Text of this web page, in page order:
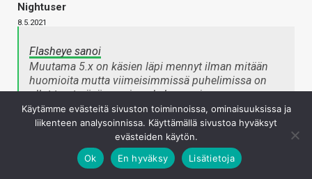
Nightuser
8.5.2021
Flasheye sanoi
Muutama 5.x on käsien läpi mennyt ilman mitään
huomioita mutta viimeisimmissä puhelimissa on
ollut tuo teräväreunainen kalvo suojana.
Napsauta laajentaaksesi…
Joo ei tuo ole ollut Nokialla mikään yleinen käytäntö että
puhelimessa tulisi suojakalvo valmiiksi asennettuna. Nyt
Käytämme evästeitä sivuston toiminnoissa, ominaisuuksissa ja
liikenteen analysoinnissa. Käyttämällä sivustoa hyväksyt
evästeiden käytön.
Ok
En hyväksy Lisätietoja